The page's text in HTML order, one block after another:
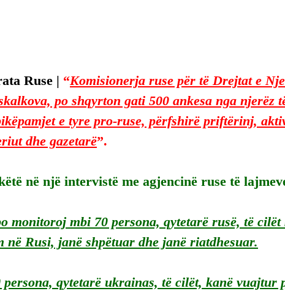
Ruse | “Komisionerja ruse për të Drejtat e
po shqyrton gati 500 ankesa nga njerëz
e tyre pro-ruse, përfshirë priftërinj,
dhe gazetarë”.
në një intervistë me agjencinë ruse të
monitoroj mbi 70 persona, qytetarë rusë, të
në Rusi, janë shpëtuar dhe janë riatdhesuar.
persona, qytetarë ukrainas, të cilët, kanë vuajtur